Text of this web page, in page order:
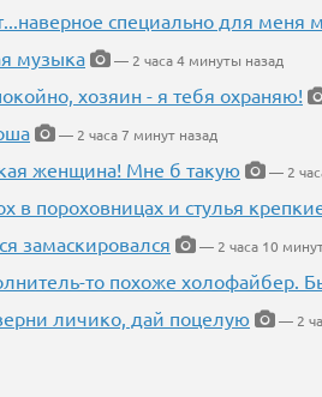
специально для меня
музыка
— 2 часа 4 минуты назад
хозяин - я тебя охраняю!
— 2 часа 7 минут назад
женщина! Мне б такую
— 2
в пороховницах и стулья
замаскировался
— 2 часа 10
то похоже холофайбер.
личико, дай поцелую — 2